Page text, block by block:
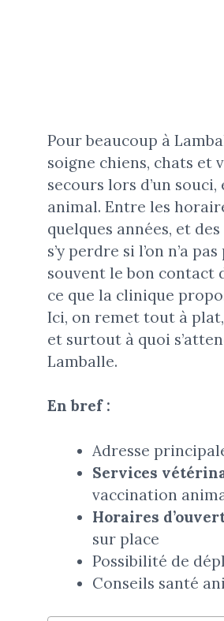
Pour beaucoup à
soigne chiens, chats et
secours lors d’un
animal. Entre les
quelques années, et
s’y perdre si l’on n’a
souvent le bon contact
ce que la clinique
Ici, on remet tout à
et surtout à quoi
Lamballe.
En bref :
Adresse
Services
vaccination
Horaires
sur place
Possibilité de
Conseils santé